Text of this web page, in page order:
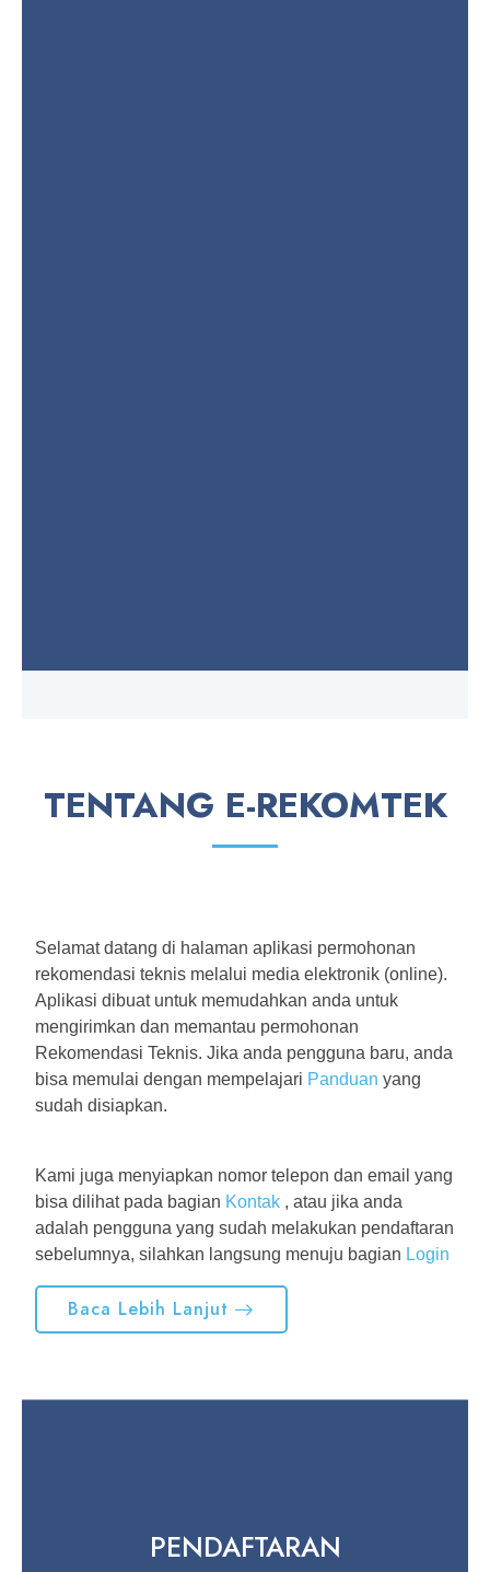
TENTANG E-REKOMTEK
Selamat datang di halaman aplikasi permohonan
rekomendasi teknis melalui media elektronik (online).
Aplikasi dibuat untuk memudahkan anda untuk
mengirimkan dan memantau permohonan
Rekomendasi Teknis. Jika anda pengguna baru, anda
bisa memulai dengan mempelajari Panduan yang
sudah disiapkan.
Kami juga menyiapkan nomor telepon dan email yang
bisa dilihat pada bagian Kontak , atau jika anda
adalah pengguna yang sudah melakukan pendaftaran
sebelumnya, silahkan langsung menuju bagian Login
Baca Lebih Lanjut
PENDAFTARAN